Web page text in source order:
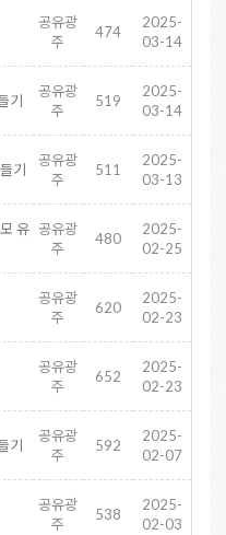
공유광
주
474
2025-
03-14
기
공유광
주
519
2025-
03-14
기
공유광
주
511
2025-
03-13
유 공유광
주
480
2025-
02-25
공유광
주
620
2025-
02-23
공유광
주
652
2025-
02-23
기
공유광
주
592
2025-
02-07
공유광
주
538
2025-
02-03